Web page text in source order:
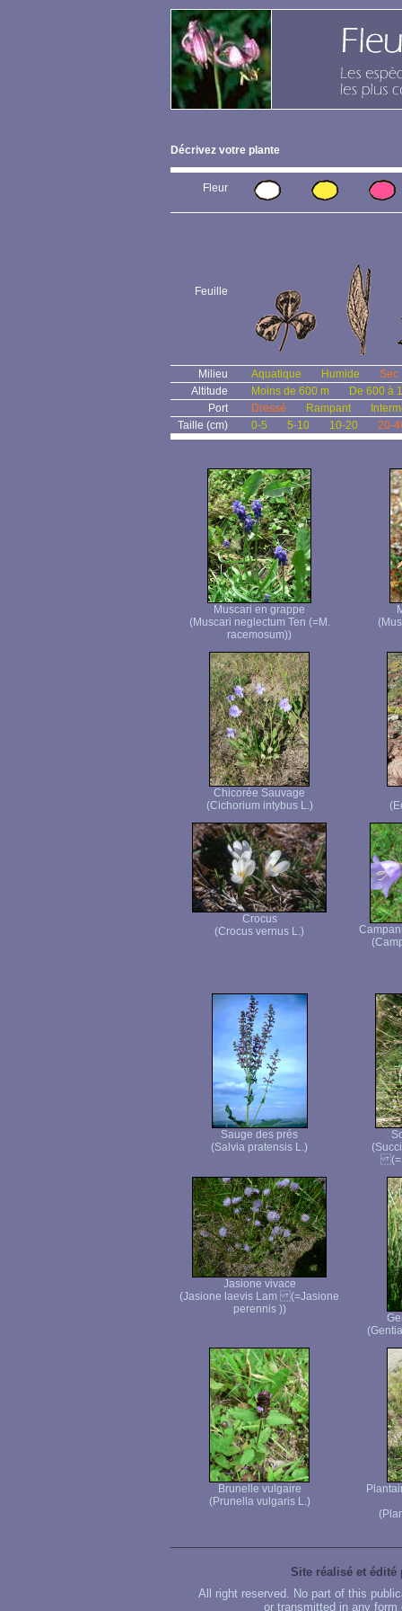
Décrivez votre plante
Fleur
Feuille
Milieu Aquatique Humide
Sec
Altitude
Moins de 600 m
De 600 à
Port
Dressé Rampant
Taille (cm)
0-5 5-10 10-20 20-
Muscari en grappe
(Muscari neglectum Ten (=M.
racemosum))
Chicorée Sauvage
(Cichorium intybus L.)
Crocus
(Crocus vernus L.)
Sauge des prés
(Salvia pratensis L.)
Jasione vivace
(Jasione laevis Lam (=Jasione
perennis ))
Brunelle vulgaire
(Prunella vulgaris L.)
Site réalisé et édité
All right reserved. No part of this
or transmitted in any